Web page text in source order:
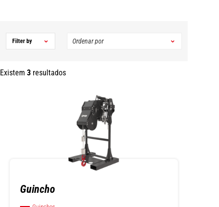
Existem 3 resultados
Filter by
Guincho